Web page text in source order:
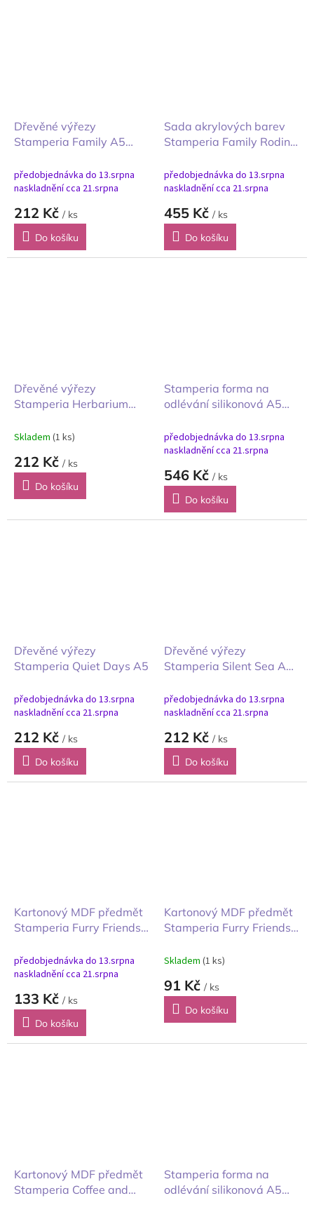
Dřevěné výřezy
Stamperia Family A5
předobjednávka do 13.srpna
naskladnění cca 21.srpna
212 Kč / ks
Do košíku
Sada akrylových barev
Stamperia Family Rodina
předobjednávka do 13.srpna
naskladnění cca 21.srpna
455 Kč / ks
Do košíku
Dřevěné výřezy
Stamperia Herbarium
Skladem (1 ks)
212 Kč / ks
Do košíku
Stamperia forma na
odlévání silikonová A5
lávka
předobjednávka do 13.srpna
naskladnění cca 21.srpna
546 Kč / ks
Do košíku
Dřevěné výřezy
Stamperia Quiet Days A5
předobjednávka do 13.srpna
naskladnění cca 21.srpna
212 Kč / ks
Do košíku
Dřevěné výřezy
Stamperia Silent Sea A5
předobjednávka do 13.srpna
naskladnění cca 21.srpna
212 Kč / ks
Do košíku
Kartonový MDF předmět
Stamperia Furry Friends
psa a kočky
předobjednávka do 13.srpna
naskladnění cca 21.srpna
133 Kč / ks
Do košíku
Kartonový MDF předmět
Stamperia Furry Friends
psí bouda
Skladem (1 ks)
91 Kč / ks
Do košíku
Kartonový MDF předmět
Stamperia Coffee and
Stamperia forma na
odlévání silikonová A5